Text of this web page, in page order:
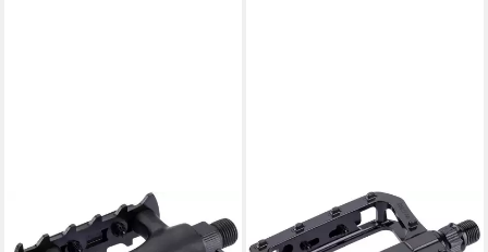
Plattformpedale Contec Pedal
CONTEC
Plattformpedale Contec Pedal